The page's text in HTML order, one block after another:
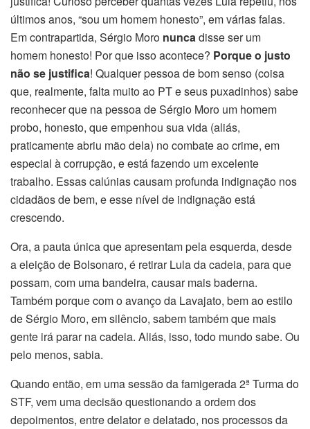
últimos anos, “sou um homem honesto”, em várias falas.
Em contrapartida, Sérgio Moro nuncadisse ser um
homem honesto! Por que isso acontece? Porque o justo
não se justifica! Qualquer pessoa de bom senso (coisa
que, realmente, falta muito ao PT e seus puxadinhos) sabe
reconhecer que na pessoa de Sérgio Moro um homem
probo, honesto, que empenhou sua vida (aliás,
praticamente abriu mão dela) no combate ao crime, em
especial à corrupção, e está fazendo um excelente
trabalho. Essas calúnias causam profunda indignação nos
cidadãos de bem, e esse nível de indignação está
crescendo.
Ora, a pauta única que apresentam pela esquerda, desde
a eleição de Bolsonaro, é retirar Lula da cadeia, para que
possam, com uma bandeira, causar mais baderna.
Também porque com o avanço da Lavajato, bem ao estilo
de Sérgio Moro, em silêncio, sabem também que mais
gente irá parar na cadeia. Aliás, isso, todo mundo sabe. Ou
pelo menos, sabia.
Quando então, em uma sessão da famigerada 2ª Turma do
STF, vem uma decisão questionando a ordem dos
depoimentos, entre delator e delatado, nos processos da